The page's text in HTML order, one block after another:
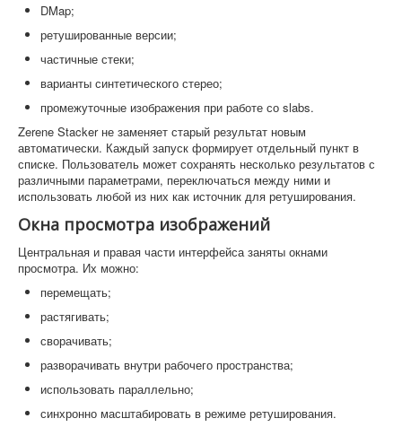
DMap;
ретушированные версии;
частичные стеки;
варианты синтетического стерео;
промежуточные изображения при работе со slabs.
Zerene Stacker не заменяет старый результат новым
автоматически. Каждый запуск формирует отдельный пункт в
списке. Пользователь может сохранять несколько результатов с
различными параметрами, переключаться между ними и
использовать любой из них как источник для ретуширования.
Окна просмотра изображений
Центральная и правая части интерфейса заняты окнами
просмотра. Их можно:
перемещать;
растягивать;
сворачивать;
разворачивать внутри рабочего пространства;
использовать параллельно;
синхронно масштабировать в режиме ретуширования.